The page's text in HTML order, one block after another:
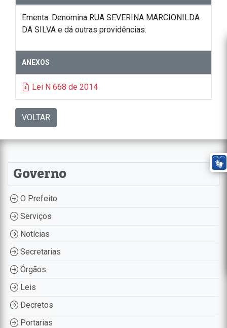
Ementa: Denomina RUA SEVERINA MARCIONILDA
DA SILVA e dá outras providências.
ANEXOS
Lei N 668 de 2014
VOLTAR
Governo
O Prefeito
Serviços
Notícias
Secretarias
Órgãos
Leis
Decretos
Portarias